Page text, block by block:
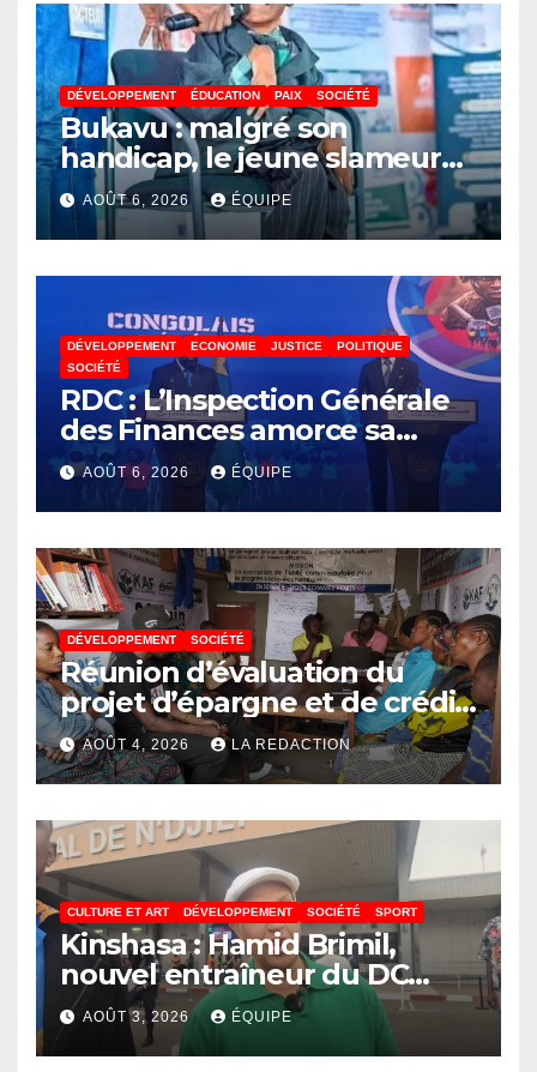
DÉVELOPPEMENT ÉDUCATION PAIX SOCIÉTÉ
Bukavu : malgré son
handicap, le jeune slameur
Akonkwa Kenyata Bernard
lance un appel à la solidarité
pour poursuivre ses études
AOÛT 6, 2026 ÉQUIPE
DÉVELOPPEMENT ECONOMIE JUSTICE
POLITIQUE
SOCIÉTÉ
RDC : L’Inspection Générale
des Finances amorce sa
révolution numérique pour
un contrôle permanent des
finances publiques
AOÛT 6, 2026 ÉQUIPE
DÉVELOPPEMENT SOCIÉTÉ
Réunion d’évaluation du
projet d’épargne et de crédit
de JIRANI MSAADA Asbl : des
résultats encourageants et
une expansion annoncée
AOÛT 4, 2026 LA REDACTION
CULTURE ET ART DÉVELOPPEMENT SOCIÉTÉ SPORT
Kinshasa : Hamid Brimil,
nouvel entraîneur du DC
Virunga sur place, cap sur les
préparatifs de la Coupe de la
Confédération de la CAF
AOÛT 3, 2026 ÉQUIPE